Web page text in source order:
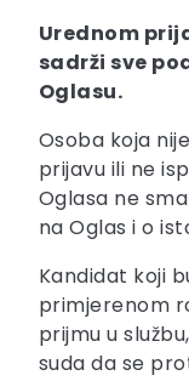
Urednom
sadrži sve
Oglasu.
Osoba koja
prijavu ili ne
Oglasa ne
na Oglas i o
Kandidat koji
primjerenom
prijmu u
suda da se